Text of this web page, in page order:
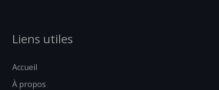
Liens utiles
Accueil
À propos